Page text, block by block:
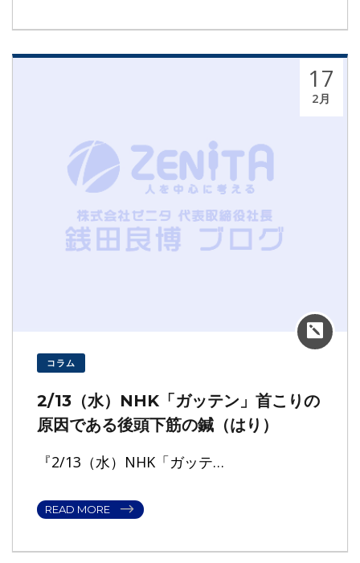
17
2月
コラム
2/13（水）NHK「ガッテン」首こりの
原因である後頭下筋の鍼（はり）
『2/13（水）NHK「ガッテ…
READ MORE